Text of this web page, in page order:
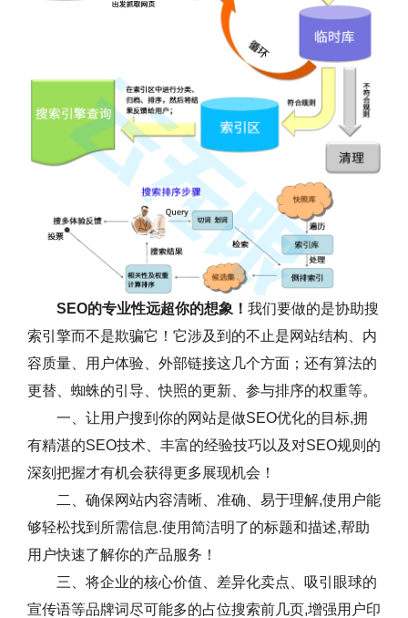
SEO的专业性远超你的想象！ 我们要做的是协助搜
索引擎而不是欺骗它！它涉及到的不止是网站结构、内
容质量、用户体验、外部链接这几个方面；还有算法的
更替、蜘蛛的引导、快照的更新、参与排序的权重等。
一、让用户搜到你的网站是做SEO优化的目标,拥
有精湛的SEO技术、丰富的经验技巧以及对SEO规则的
深刻把握才有机会获得更多展现机会！
二、确保网站内容清晰、准确、易于理解,使用户能
够轻松找到所需信息.使用简洁明了的标题和描述,帮助
用户快速了解你的产品服务！
三、将企业的核心价值、差异化卖点、吸引眼球的
宣传语等品牌词尽可能多的占位搜索前几页,增强用户印